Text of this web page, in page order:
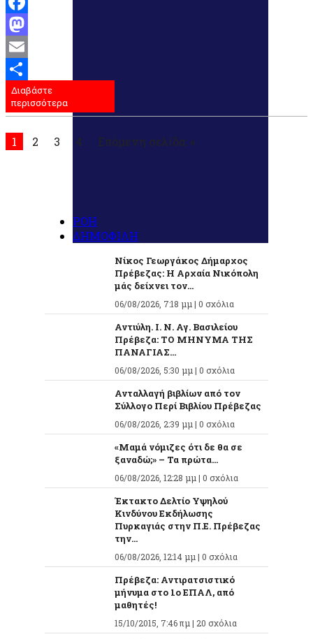
Facebook
Mastodon
Email
Μοιραστείτε
Διαβάστε
περισσότερα
1 2 3 4 Επόμενη σελίδα: »
ΡΟΗ
ΔΗΜΟΦΙΛΗ
Νίκος Γεωργάκος Δήμαρχος
Πρέβεζας: Η Αρχαία Νικόπολη
μάς δείχνει τον...
06/08/2026, 7:18 μμ | 0 σχόλια
Αντιύλη. Ι. Ν. Αγ. Βασιλείου
Πρέβεζα: ΤΟ ΜΗΝΥΜΑ ΤΗΣ
ΠΑΝΑΓΙΑΣ...
06/08/2026, 5:30 μμ | 0 σχόλια
Ανταλλαγή βιβλίων από τον
Σύλλογο Περί Βιβλίου Πρέβεζας
06/08/2026, 2:39 μμ | 0 σχόλια
«Μαμά νόμιζες ότι δε θα σε
ξαναδώ;» – Τα πρώτα...
06/08/2026, 12:28 μμ | 0 σχόλια
Έκτακτο Δελτίο Υψηλού
Κινδύνου Εκδήλωσης
Πυρκαγιάς στην Π.Ε. Πρέβεζας
την...
06/08/2026, 12:14 μμ | 0 σχόλια
Πρέβεζα: Αντιρατσιστικό
μήνυμα στο 1ο ΕΠΑΛ, από
μαθητές!
15/10/2015, 7:46 πμ | 20 σχόλια